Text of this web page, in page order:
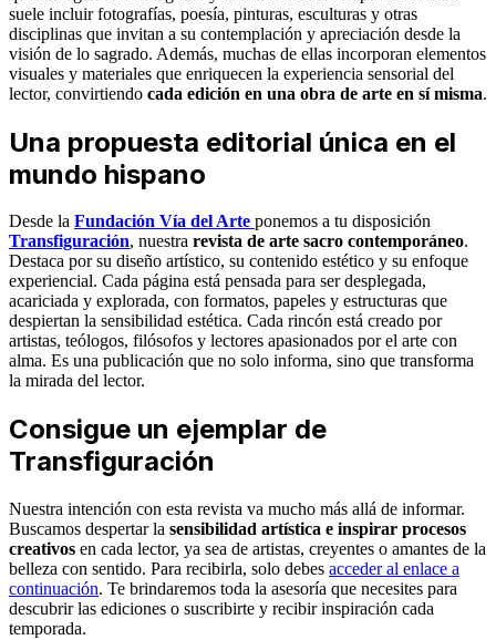
suele incluir fotografías, poesía, pinturas, esculturas y otras
disciplinas que invitan a su contemplación y apreciación desde la
visión de lo sagrado. Además, muchas de ellas incorporan elementos
visuales y materiales que enriquecen la experiencia sensorial del
lector, convirtiendo cada edición en una obra de arte en sí misma.
Una propuesta editorial única en el
mundo hispano
Desde la Fundación Vía del Arte ponemos a tu disposición
Transfiguración, nuestra revista de arte sacro contemporáneo.
Destaca por su diseño artístico, su contenido estético y su enfoque
experiencial. Cada página está pensada para ser desplegada,
acariciada y explorada, con formatos, papeles y estructuras que
despiertan la sensibilidad estética. Cada rincón está creado por
artistas, teólogos, filósofos y lectores apasionados por el arte con
alma. Es una publicación que no solo informa, sino que transforma
la mirada del lector.
Consigue un ejemplar de
Transfiguración
Nuestra intención con esta revista va mucho más allá de informar.
Buscamos despertar la sensibilidad artística e inspirar procesos
creativos en cada lector, ya sea de artistas, creyentes o amantes de la
belleza con sentido. Para recibirla, solo debes acceder al enlace a
continuación. Te brindaremos toda la asesoría que necesites para
descubrir las ediciones o suscribirte y recibir inspiración cada
temporada.